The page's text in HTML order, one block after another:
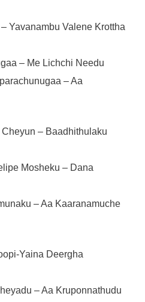
Yavanambu Valene Krottha
– Me Lichchi Needu
– Aa
– Baadhithulaku
Mosheku – Dana
– Aa Kaaranamuche
Yaina Deergha
– Aa Kruponnathudu